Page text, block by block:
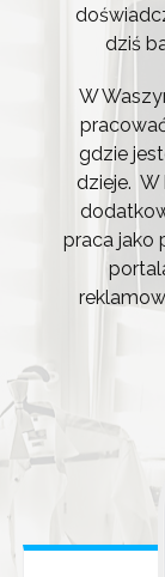
dziś
W
gdzie
dzieje. W
praca jako